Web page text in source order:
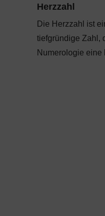
Herzzahl
Die Herzzahl ist
tiefgründige Zahl,
Numerologie